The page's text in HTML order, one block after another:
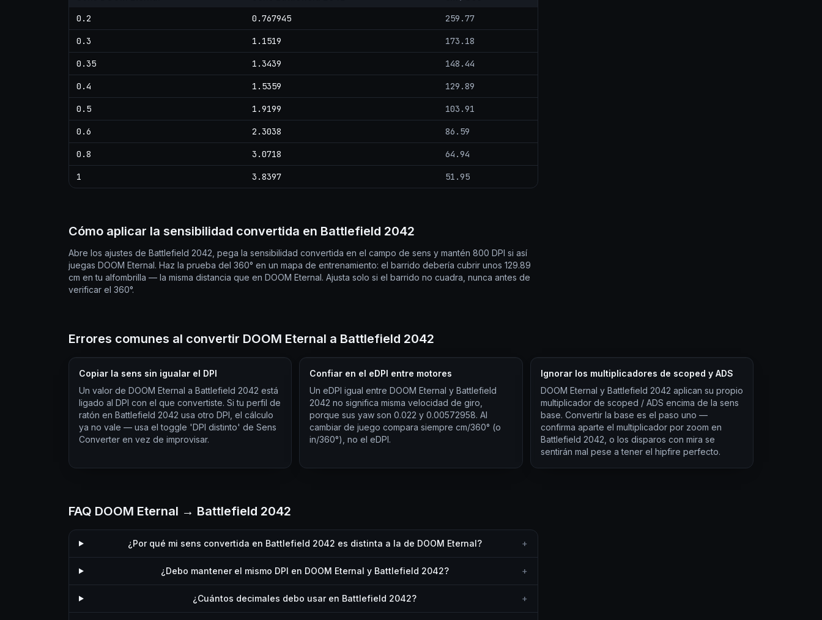
0.2 0.767945 259.77
0.3 1.1519 173.18
0.35 1.3439 148.44
0.4 1.5359 129.89
0.5 1.9199 103.91
0.6 2.3038 86.59
0.8 3.0718 64.94
1 3.8397 51.95
Cómo aplicar la sensibilidad convertida en Battlefield 2042
Abre los ajustes de Battlefield 2042, pega la sensibilidad convertida en el campo de sens y mantén 800 DPI si así
juegas DOOM Eternal. Haz la prueba del 360° en un mapa de entrenamiento: el barrido debería cubrir unos 129.89
cm en tu alfombrilla — la misma distancia que en DOOM Eternal. Ajusta solo si el barrido no cuadra, nunca antes de
verificar el 360°.
Errores comunes al convertir DOOM Eternal a Battlefield 2042
Copiar la sens sin igualar el DPI
Un valor de DOOM Eternal a Battlefield 2042 está
ligado al DPI con el que convertiste. Si tu perfil de
ratón en Battlefield 2042 usa otro DPI, el cálculo
ya no vale — usa el toggle 'DPI distinto' de Sens
Converter en vez de improvisar.
Confiar en el eDPI entre motores
Un eDPI igual entre DOOM Eternal y Battlefield
2042 no significa misma velocidad de giro,
porque sus yaw son 0.022 y 0.00572958. Al
cambiar de juego compara siempre cm/360° (o
in/360°), no el eDPI.
Ignorar los multiplicadores de scoped y ADS
DOOM Eternal y Battlefield 2042 aplican su propio
multiplicador de scoped / ADS encima de la sens
base. Convertir la base es el paso uno —
confirma aparte el multiplicador por zoom en
Battlefield 2042, o los disparos con mira se
sentirán mal pese a tener el hipfire perfecto.
FAQ DOOM Eternal → Battlefield 2042
¿Por qué mi sens convertida en Battlefield 2042 es distinta a la de DOOM Eternal? +
¿Debo mantener el mismo DPI en DOOM Eternal y Battlefield 2042? +
¿Cuántos decimales debo usar en Battlefield 2042? +